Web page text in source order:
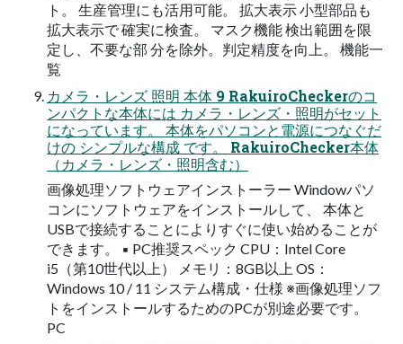
ト。 生産管理にも活用可能。 拡大表示 小型部品も
拡大表示で 確実に検査。 マスク機能 検出範囲を限
定し、不要な部 分を除外。判定精度を向上。 機能一
覧
カメラ・レンズ 照明 本体 9 RakuiroCheckerのコ
ンパクトな本体には カメラ・レンズ・照明がセット
になっています。 本体をパソコンと電源につなぐだ
けの シンプルな構成 です。 RakuiroChecker本体
（カメラ・レンズ・照明含む）
画像処理ソフトウェアインストーラー Windowパソ
コンにソフトウェアをインストールして、 本体と
USBで接続することによりすぐに使い始めることが
できます。 ▪ PC推奨スペック CPU：Intel Core
i5（第10世代以上） メモリ：8GB以上 OS：
Windows 10 / 11 システム構成・仕様 ※画像処理ソフ
トをインストールするためのPCが別途必要です。
PC